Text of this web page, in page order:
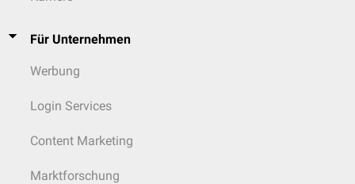
Für Unternehmen
Werbung
Login Services
Content Marketing
Marktforschung